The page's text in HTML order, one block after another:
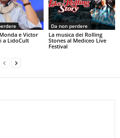
e Victor
a LidoCult
Da non perdere
La musica dei Rolling
Stones al Mediceo Live
Festival